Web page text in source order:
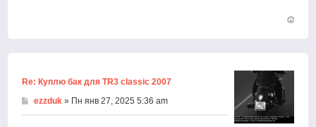
Re: Куплю бак для TR3 classic 2007
ezzduk » Пн янв 27, 2025 5:36 am